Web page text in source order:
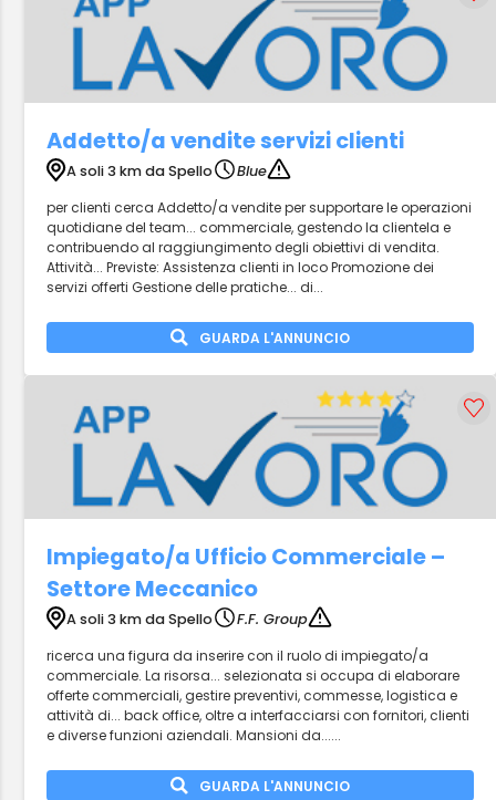
Addetto/a vendite servizi clienti
A soli 3 km da Spello
Blue
per clienti cerca Addetto/a vendite per supportare le operazioni
quotidiane del team... commerciale, gestendo la clientela e
contribuendo al raggiungimento degli obiettivi di vendita.
Attività... Previste: Assistenza clienti in loco Promozione dei
servizi offerti Gestione delle pratiche... di...
GUARDA L'ANNUNCIO
Impiegato/a Ufficio Commerciale –
Settore Meccanico
A soli 3 km da Spello
F.F. Group
ricerca una figura da inserire con il ruolo di impiegato/a
commerciale. La risorsa... selezionata si occupa di elaborare
offerte commerciali, gestire preventivi, commesse, logistica e
attività di... back office, oltre a interfacciarsi con fornitori, clienti
e diverse funzioni aziendali. Mansioni da......
GUARDA L'ANNUNCIO